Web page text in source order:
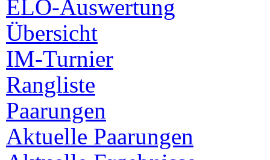
ELO-Auswertung
Übersicht
IM-Turnier
Rangliste
Paarungen
Aktuelle Paarungen